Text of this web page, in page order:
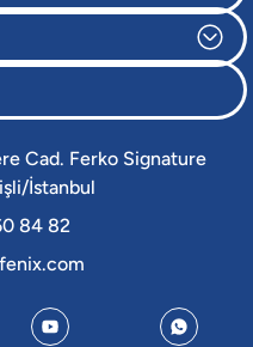
Cad. Ferko Signature
İstanbul
84 82